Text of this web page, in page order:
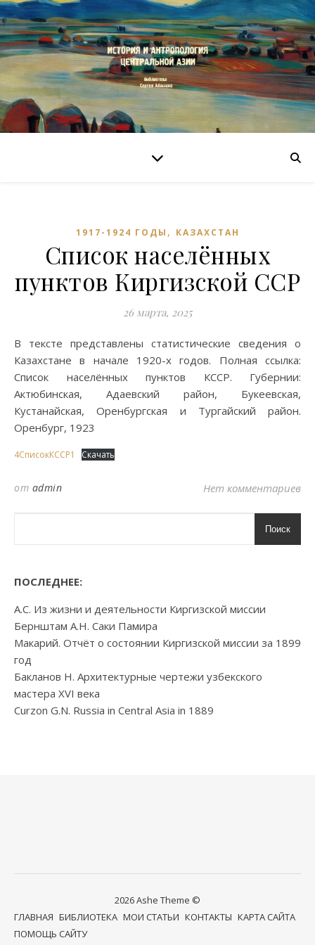
1917-1924 ГОДЫ , КАЗАХСТАН
Список населённых
пунктов Киргизской ССР
26 марта, 2025
В тексте представлены статистические сведения о
Казахстане в начале 1920-х годов. Полная ссылка:
Список населённых пунктов КССР. Губернии:
Актюбинская, Адаевский район, Букеевская,
Кустанайская, Оренбургская и Тургайский район.
Оренбург, 1923
4СписокКССР1 Скачать
от admin Нет комментариев
Поиск
ПОСЛЕДНЕЕ:
А.С. Из жизни и деятельности Киргизской миссии
Бернштам А.Н. Саки Памира
Макарий. Отчёт о состоянии Киргизской миссии за 1899
год
Бакланов Н. Архитектурные чертежи узбекского
мастера XVI века
Curzon G.N. Russia in Central Asia in 1889
2026 Ashe Theme ©
ГЛАВНАЯ БИБЛИОТЕКА МОИ СТАТЬИ КОНТАКТЫ КАРТА САЙТА
ПОМОЩЬ САЙТУ